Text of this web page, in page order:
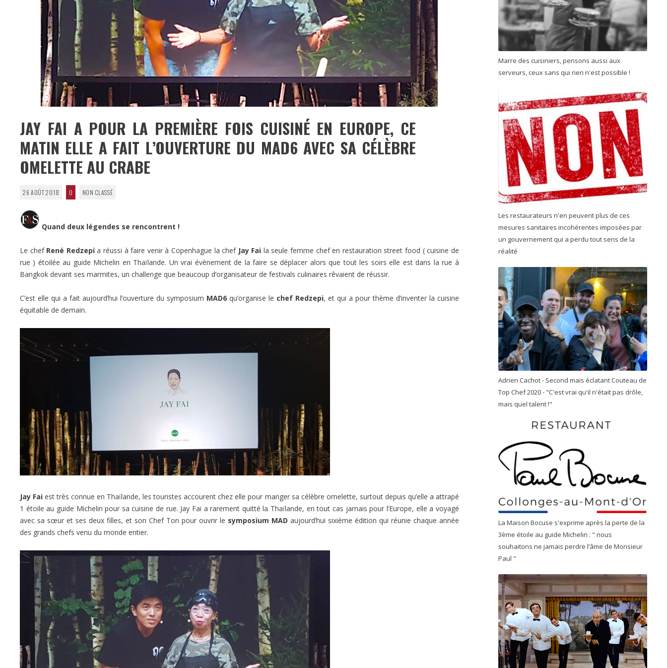
JAY FAI A POUR LA PREMIÈRE FOIS CUISINÉ EN EUROPE, CE
MATIN ELLE A FAIT L’OUVERTURE DU MAD6 AVEC SA CÉLÈBRE
OMELETTE AU CRABE
26 AOÛT 2018 0 NON CLASSÉ
Quand deux légendes se rencontrent !
Le chef René Redzepia réussi à faire venir à Copenhague la chef Jay Fai la seule femme chef en restauration street food ( cuisine de
rue ) étoilée au guide Michelin en Thaïlande. Un vrai évènement de la faire se déplacer alors que tout les soirs elle est dans la rue à
Bangkok devant ses marmites, un challenge que beaucoup d’organisateur de festivals culinaires rêvaient de réussir.
C’est elle qui a fait aujourd’hui l’ouverture du symposium MAD6qu’organise le chef Redzepi, et qui a pour thème d’inventer la cuisine
équitable de demain.
Jay Fai est très connue en Thaïlande, les touristes accourent chez elle pour manger sa célèbre omelette, surtout depuis qu’elle a attrapé
1 étoile au guide Michelin pour sa cuisine de rue. Jay Fai a rarement quitté la Thaïlande, en tout cas jamais pour l’Europe, elle a voyagé
avec sa sœur et ses deux filles, et son Chef Ton pour ouvrir le symposium MAD aujourd’hui sixième édition qui réunie chaque année
des grands chefs venu du monde entier.
Marre des cuisiniers, pensons aussi aux
serveurs, ceux sans qui rien n'est possible !
Les restaurateurs n'en peuvent plus de ces
mesures sanitaires incohérentes imposées par
un gouvernement qui a perdu tout sens de la
réalité
Adrien Cachot - Second mais éclatant Couteau de
Top Chef 2020 - "C'est vrai qu'il n'était pas drôle,
mais quel talent !"
La Maison Bocuse s'exprime après la perte de la
3ème étoile au guide Michelin : " nous
souhaitons ne jamais perdre l’âme de Monsieur
Paul "